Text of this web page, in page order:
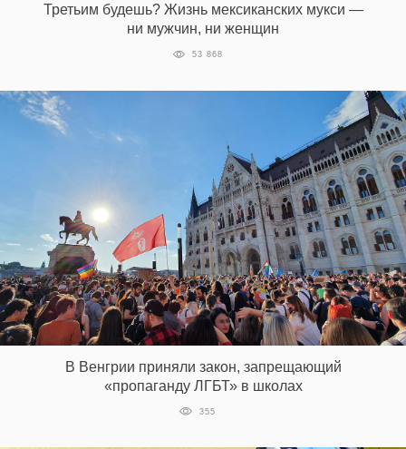
Третьим будешь? Жизнь мексиканских мукси —
ни мужчин, ни женщин
53 868
В Венгрии приняли закон, запрещающий
«пропаганду ЛГБТ» в школах
355